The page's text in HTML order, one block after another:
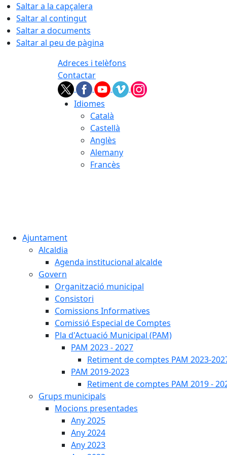
Saltar a la capçalera
Saltar al contingut
Saltar a documents
Saltar al peu de pàgina
Adreces i telèfons
Contactar
Idiomes
Català
Castellà
Anglès
Alemany
Francès
Ajuntament
Alcaldia
Agenda institucional alcalde
Govern
Organització municipal
Consistori
Comissions Informatives
Comissió Especial de Comptes
Pla d'Actuació Municipal (PAM)
PAM 2023 - 2027
Retiment de comptes PAM 2023-
PAM 2019-2023
Retiment de comptes PAM 2019 -
Grups municipals
Mocions presentades
Any 2025
Any 2024
Any 2023